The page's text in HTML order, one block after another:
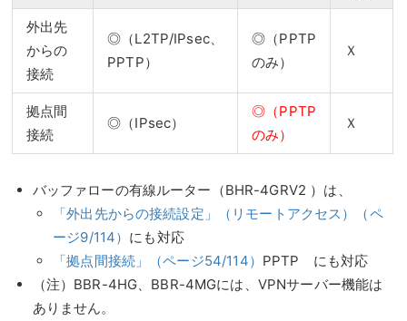
外出先
からの
接続
◎（L2TP/IPsec、
PPTP）
◎（PPTP
のみ）
Ｘ
拠点間
接続
◎（IPsec）
◎（PPTP
のみ）
Ｘ
バッファローの有線ルーター（BHR-4GRV2 ）は、
「外出先からの接続設定」（リモートアクセス）（ペ
ージ9/114） にも対応
「拠点間接続」（ページ54/114） PPTP にも対応
（注）BBR-4HG、BBR-4MGには、VPNサーバー機能は
ありません。